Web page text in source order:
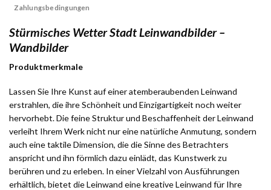
Zahlungsbedingungen
Stürmisches Wetter Stadt Leinwandbilder –
Wandbilder
Produktmerkmale
Lassen Sie Ihre Kunst auf einer atemberaubenden Leinwand
erstrahlen, die ihre Schönheit und Einzigartigkeit noch weiter
hervorhebt. Die feine Struktur und Beschaffenheit der Leinwand
verleiht Ihrem Werk nicht nur eine natürliche Anmutung, sondern
auch eine taktile Dimension, die die Sinne des Betrachters
anspricht und ihn förmlich dazu einlädt, das Kunstwerk zu
berühren und zu erleben. In einer Vielzahl von Ausführungen
erhältlich, bietet die Leinwand eine kreative Leinwand für Ihre